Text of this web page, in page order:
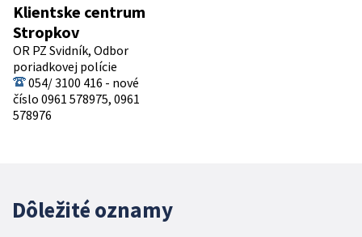
Klientske centrum
Stropkov
OR PZ Svidník, Odbor
poriadkovej polície
054/ 3100 416 - nové
číslo 0961 578975, 0961
578976
Dôležité oznamy